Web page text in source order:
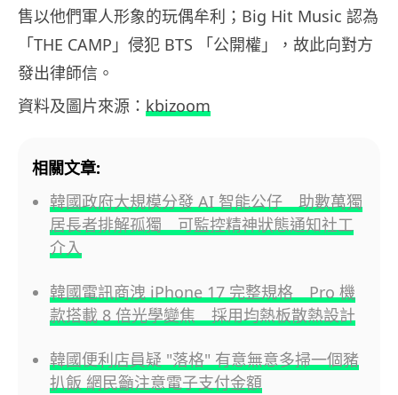
售以他們軍人形象的玩偶牟利；Big Hit Music 認為
「THE CAMP」侵犯 BTS 「公開權」，故此向對方
發出律師信。
資料及圖片來源： kbizoom
相關文章:
韓國政府大規模分發 AI 智能公仔 助數萬獨
居長者排解孤獨 可監控精神狀態通知社工
介入
韓國電訊商洩 iPhone 17 完整規格 Pro 機
款搭載 8 倍光學變焦 採用均熱板散熱設計
韓國便利店員疑 "落格" 有意無意多掃一個豬
扒飯 網民籲注意電子支付金額